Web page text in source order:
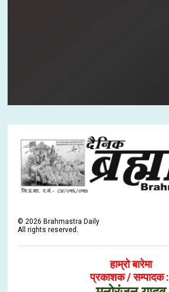
©2026 Brahmastra Daily
All rights reserved.
हाम्रो बारेमा
प्रकाशक / सम्पादक :